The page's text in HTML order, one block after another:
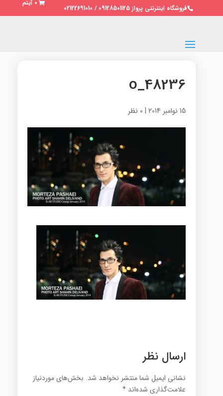
فروشگاه اینترنتی پرواز 09128501125 / 02122691010
0 آیتم
48236_o
15 نوامبر 2014 | 0 نظر
ارسال نظر
نشانی ایمیل شما منتشر نخواهد شد. بخش‌های موردنیاز
علامت‌گذاری شده‌اند *